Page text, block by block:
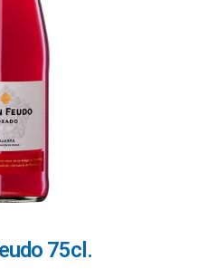
75cl.